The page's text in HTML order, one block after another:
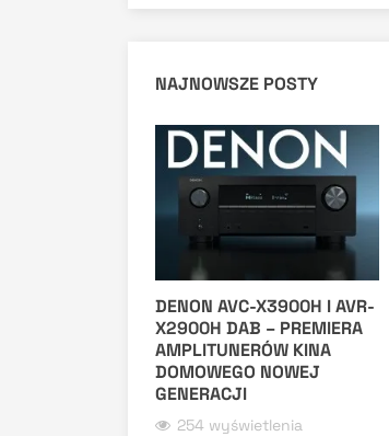
NAJNOWSZE POSTY
DENON AVC-X3900H I AVR-
X2900H DAB – PREMIERA
AMPLITUNERÓW KINA
DOMOWEGO NOWEJ
GENERACJI
254 wyświetlenia